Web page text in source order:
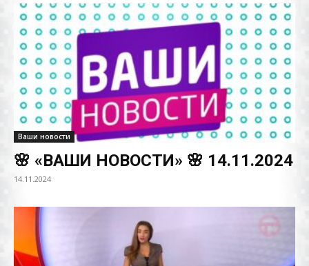
Ваши новости
🌸 «ВАШИ НОВОСТИ» 🌸 14.11.2024
14.11.2024